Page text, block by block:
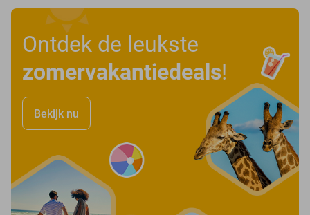
Ontdek de leukste
zomervakantiedeals!
Bekijk nu